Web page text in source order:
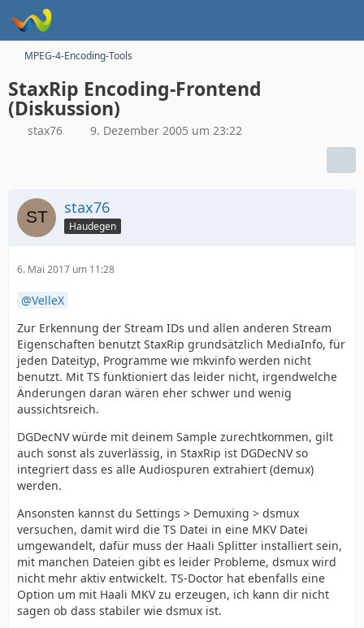
MPEG-4-Encoding-Tools
StaxRip Encoding-Frontend
(Diskussion)
stax76 9. Dezember 2005 um 23:22
stax76
Haudegen
6. Mai 2017 um 11:28
VelleX
Zur Erkennung der Stream IDs und allen anderen Stream
Eigenschaften benutzt StaxRip grundsätzlich MediaInfo, für
jeden Dateityp, Programme wie mkvinfo werden nicht
benutzt. Mit TS funktioniert das leider nicht, irgendwelche
Änderungen daran wären eher schwer und wenig
aussichtsreich.
DGDecNV würde mit deinem Sample zurechtkommen, gilt
auch sonst als zuverlässig, in StaxRip ist DGDecNV so
integriert dass es alle Audiospuren extrahiert (demux)
werden.
Ansonsten kannst du Settings > Demuxing > dsmux
versuchen, damit wird die TS Datei in eine MKV Datei
umgewandelt, dafür muss der Haali Splitter installiert sein,
mit manchen Dateien gibt es leider Probleme, dsmux wird
nicht mehr aktiv entwickelt. TS-Doctor hat ebenfalls eine
Option um mit Haali MKV zu erzeugen, ich kann dir nicht
sagen ob dass stabiler wie dsmux ist.